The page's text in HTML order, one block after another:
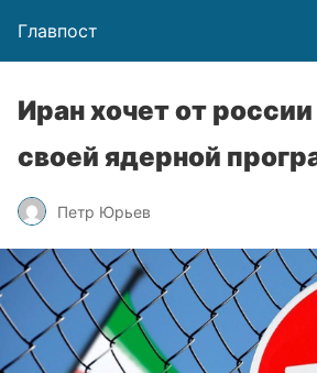
Главпост
Иран хочет от
своей ядерной
Петр Юрьев